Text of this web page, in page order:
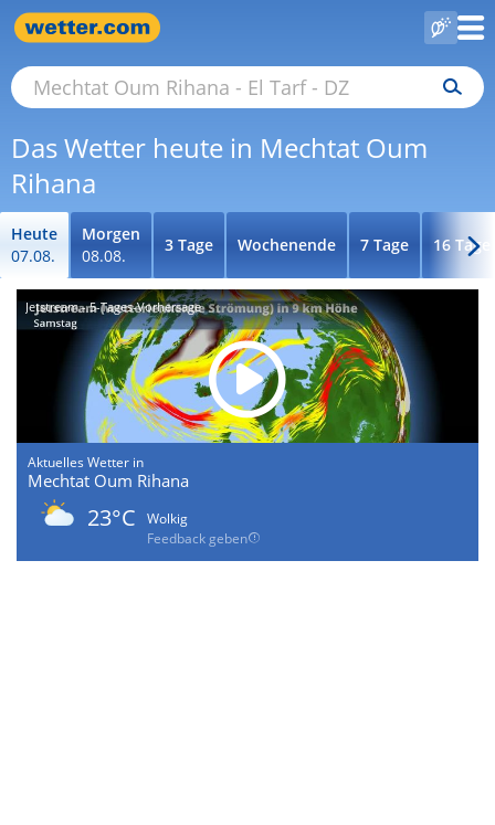
Das Wetter heute in Mechtat Oum
Rihana
Heute
07.08.
Morgen
08.08.
3 Tage Wochenende 7 Tage 16 Tage
Jetstream - 5-Tages-Vorhersage
Aktuelles Wetter in
Mechtat Oum Rihana
23°C
Wolkig
Feedback geben